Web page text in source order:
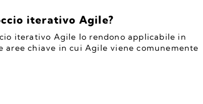
iterativo Agile?
iterativo Agile lo rendono applicabile in
aree chiave in cui Agile viene comunemente